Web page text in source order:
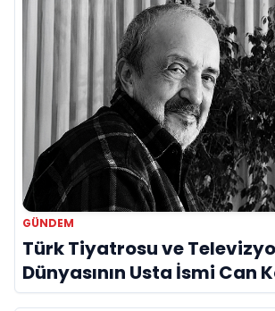
GÜNDEM
Türk Tiyatrosu ve
Dünyasının Usta İsmi Can
Hayatını Kaybetti